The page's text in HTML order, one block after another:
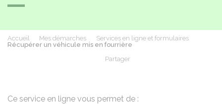
Accueil Mes démarches
Services en ligne et formulaires
Récupérer un véhicule mis en fourrière
Partager
Ce service en ligne vous permet de :